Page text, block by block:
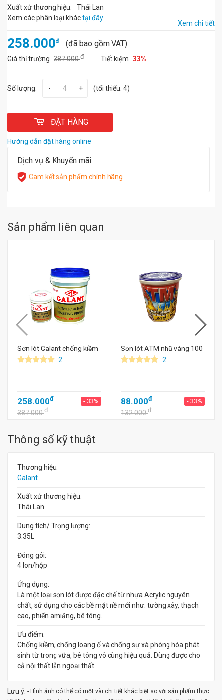
Xuất xứ thương hiệu:
Thái Lan
Xem các phân loại kháctại đây
Xem chi tiết
258.000đ (đã bao gồm VAT)
Giá thị trường 387.000đ Tiết kiệm 33%
Số lượng: - + (tối thiểu: 4)
ĐẶT HÀNG
Hướng dẫn đặt hàng online
Dịch vụ & Khuyến mãi:
Cam kết sản phẩm chính hãng
Sản phẩm liên quan
Sơn lót Galant chống kiềm
2
258.000đ - 33%
387.000đ
Sơn lót ATM nhũ vàng 100
2
88.000đ - 33%
132.000đ
Thông số kỹ thuật
Thương hiệu:
Galant
Xuất xứ thương hiệu:
Thái Lan
Dung tích/ Trọng lượng:
3.35L
Đóng gói:
4 lon/hộp
Ứng dụng:
Là một loại sơn lót được đặc chế từ nhựa Acrylic nguyên
chất, sử dụng cho các bề mặt nề mới như: tường xây, thạch
cao, phiến amiăng, bê tông.
Ưu điểm:
Chống kiềm, chống loang ố và chống sự xà phòng hóa phát
sinh từ trong vữa, bê tông vô cùng hiệu quả. Dùng được cho
cả nội thất lẫn ngoại thất.
Lưu ý: - Hình ảnh có thể có một vài chi tiết khác biệt so với sản phẩm thực